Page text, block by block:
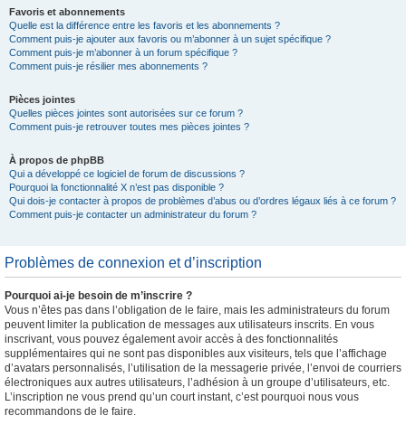
Favoris et abonnements
Quelle est la différence entre les favoris et les abonnements ?
Comment puis-je ajouter aux favoris ou m’abonner à un sujet spécifique ?
Comment puis-je m’abonner à un forum spécifique ?
Comment puis-je résilier mes abonnements ?
Pièces jointes
Quelles pièces jointes sont autorisées sur ce forum ?
Comment puis-je retrouver toutes mes pièces jointes ?
À propos de phpBB
Qui a développé ce logiciel de forum de discussions ?
Pourquoi la fonctionnalité X n’est pas disponible ?
Qui dois-je contacter à propos de problèmes d’abus ou d’ordres légaux liés à ce forum ?
Comment puis-je contacter un administrateur du forum ?
Problèmes de connexion et d’inscription
Pourquoi ai-je besoin de m’inscrire ?
Vous n’êtes pas dans l’obligation de le faire, mais les administrateurs du forum
peuvent limiter la publication de messages aux utilisateurs inscrits. En vous
inscrivant, vous pouvez également avoir accès à des fonctionnalités
supplémentaires qui ne sont pas disponibles aux visiteurs, tels que l’affichage
d’avatars personnalisés, l’utilisation de la messagerie privée, l’envoi de courriers
électroniques aux autres utilisateurs, l’adhésion à un groupe d’utilisateurs, etc.
L’inscription ne vous prend qu’un court instant, c’est pourquoi nous vous
recommandons de le faire.